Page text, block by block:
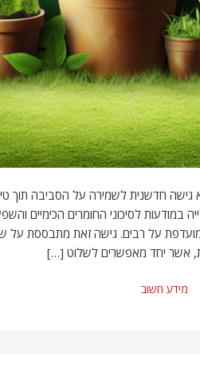
חדשנית לשמירה על הסביבה תוך
במודעות לסיכוני החומרים הכימיים
על רבים. גישה זאת מתבססת על
אשר יחד מאפשרים לשלוט […]
מידע חשוב